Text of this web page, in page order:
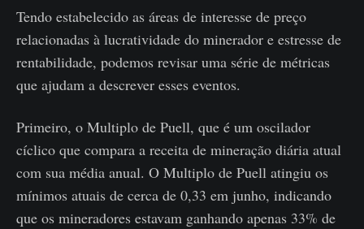
Tendo estabelecido as áreas de interesse de preço
relacionadas à lucratividade do minerador e estresse de
rentabilidade, podemos revisar uma série de métricas
que ajudam a descrever esses eventos.
Primeiro, o Multiplo de Puell, que é um oscilador
cíclico que compara a receita de mineração diária atual
com sua média anual. O Multiplo de Puell atingiu os
mínimos atuais de cerca de 0,33 em junho, indicando
que os mineradores estavam ganhando apenas 33% de